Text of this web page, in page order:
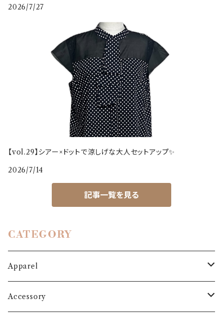
2026/7/27
【vol.29】シアー×ドットで涼しげな大人セットアップ✨
2026/7/14
記事一覧を見る
CATEGORY
Apparel
Outer
Accessory